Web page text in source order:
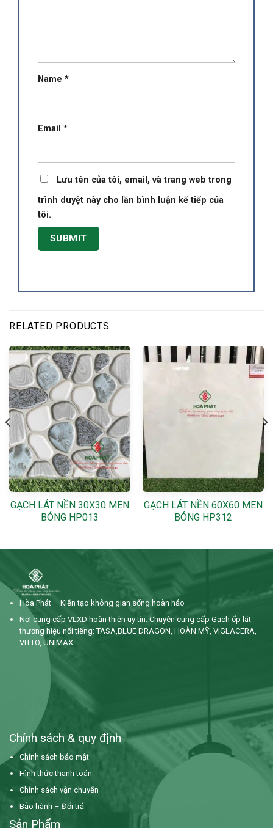
Name *
Email *
Lưu tên của tôi, email, và trang web trong
trình duyệt này cho lần bình luận kế tiếp của
tôi.
RELATED PRODUCTS
GẠCH LÁT NỀN 30X30 MEN
BÓNG HP013
GẠCH LÁT NỀN 60X60 MEN
BÓNG HP312
Hòa Phát – Kiến tạo không gian sống hoàn hảo
Nơi cung cấp VLXD hoàn thiện uy tín. Chuyên cung cấp Gạch ốp lát
thương hiệu nổi tiếng: TASA,BLUE DRAGON, HOÀN MỸ, VIGLACERA,
VITTO, UNIMAX…
Chính sách & quy định
Chính sách bảo mật
Hình thức thanh toán
Chính sách vận chuyển
Bảo hành – Đổi trả
Sản Phẩm